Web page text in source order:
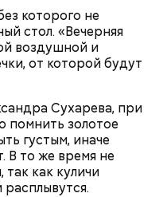
которого не
стол. «Вечерняя
воздушной и
от которой будут
Сухарева, при
помнить золотое
густым, иначе
В то же время не
как куличи